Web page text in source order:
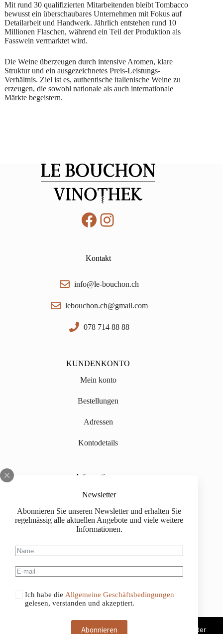
Newsletter
Abonnieren Sie unseren Newsletter und erhalten Sie
regelmässig alle aktuellen Angebote und viele weitere
Informationen.
Ich habe die Allgemeine Geschäftsbedingungen
gelesen, verstanden und akzeptiert.
Abonnieren
Mit rund 30 qualifizierten Mitarbeitenden bleibt Tombacco
bewusst ein überschaubares Unternehmen mit Fokus auf
Detailarbeit und Handwerk. Jährlich entstehen rund 10
Millionen Flaschen, während ein Teil der Produktion als
Fasswein vermarktet wird.
Die Weine überzeugen durch intensive Aromen, klare
Struktur und ein ausgezeichnetes Preis-Leistungs-
Verhältnis. Ziel ist es, authentische italienische Weine zu
erzeugen, die sowohl nationale als auch internationale
Märkte begeistern.
Facebook
Instagram
Kontakt
info@le-bouchon.ch
lebouchon.ch@gmail.com
078 714 88 88
KUNDENKONTO
Mein konto
Bestellungen
Adressen
Kontodetails
Informationen
Über uns
Impressum
Kaufinformationen
Allgemeine Geschäftsbedingungen
Diese Website benutzt Cookies. Wenn du die Website weiter